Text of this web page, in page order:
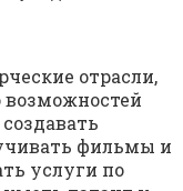
отрасли,
фильмы и
услуги по